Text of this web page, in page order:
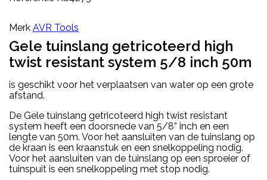
Merk AVR Tools
Gele tuinslang getricoteerd high
twist resistant system 5/8 inch 50m
is geschikt voor het verplaatsen van water op een grote
afstand.
De Gele tuinslang getricoteerd high twist resistant
system heeft een doorsnede van 5/8” inch en een
lengte van 50m. Voor het aansluiten van de tuinslang op
de kraan is een kraanstuk en een snelkoppeling nodig.
Voor het aansluiten van de tuinslang op een sproeier of
tuinspuit is een snelkoppeling met stop nodig.